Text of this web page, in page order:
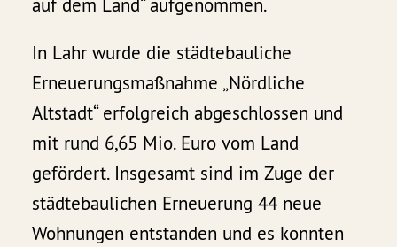
auf dem Land“ aufgenommen.
In Lahr wurde die städtebauliche
Erneuerungsmaßnahme „Nördliche
Altstadt“ erfolgreich abgeschlossen und
mit rund 6,65 Mio. Euro vom Land
gefördert. Insgesamt sind im Zuge der
städtebaulichen Erneuerung 44 neue
Wohnungen entstanden und es konnten